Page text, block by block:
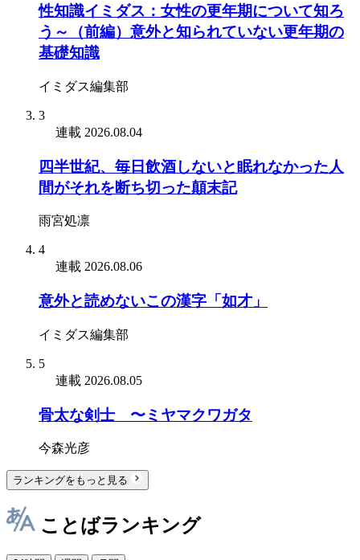
性知識イミダス：女性の更年期について知ろ
う～（前編）意外と知られていない更年期の
基礎知識
イミダス編集部
3
連載 2026.08.04
四半世紀、毎日飲酒しないと眠れなかった人
間がそれを断ち切った顛末記
雨宮処凛
4
連載 2026.08.06
意外と読めないこの漢字「如才」
イミダス編集部
5
連載 2026.08.05
骨太な剣士 〜ミヤマクワガタ
今森光彦
ランキングをもっと見る
ことばランキング